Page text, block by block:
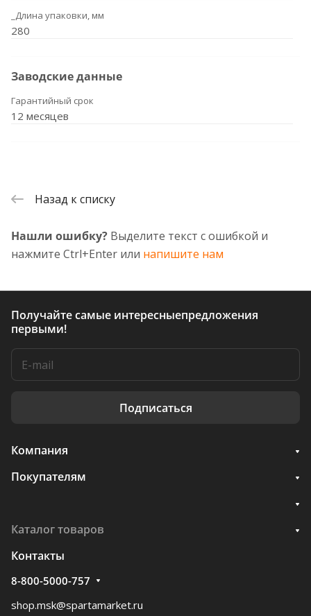
_Длина упаковки, мм
280
Заводские данные
Гарантийный срок
12 месяцев
Назад к списку
Нашли ошибку? Выделите текст с ошибкой и
нажмите Ctrl+Enter или напишите нам
Получайте самые интересныепредложения
первыми!
Подписаться
Компания
Покупателям
Каталог товаров
Контакты
8-800-5000-757
shop.msk@spartamarket.ru